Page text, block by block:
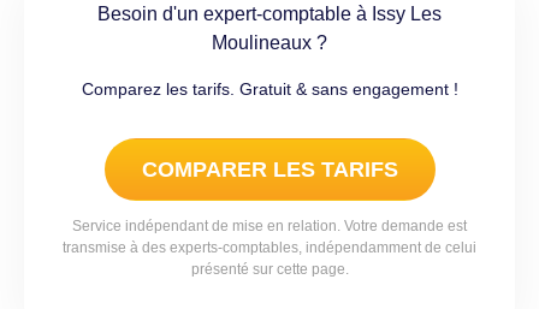
Besoin d'un expert-comptable à Issy Les
Moulineaux ?
Comparez les tarifs. Gratuit & sans engagement !
COMPARER LES TARIFS
Service indépendant de mise en relation. Votre demande est
transmise à des experts-comptables, indépendamment de celui
présenté sur cette page.